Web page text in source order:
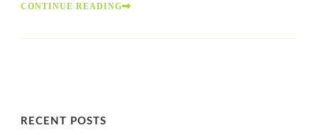
CONTINUE READING
RECENT POSTS